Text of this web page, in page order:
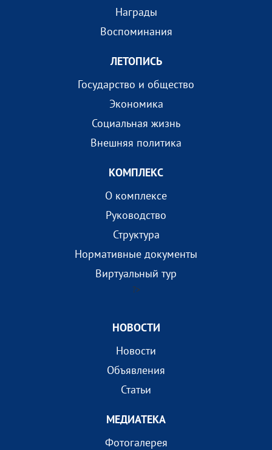
Награды
Воспоминания
ЛЕТОПИСЬ
Государство и общество
Экономика
Социальная жизнь
Внешняя политика
КОМПЛEКС
О комплексе
Руководство
Структура
Нормативные документы
Виртуальный тур
?>
НОВОСТИ
Новости
Объявления
Статьи
МEДИАТEКА
Фотогалерея